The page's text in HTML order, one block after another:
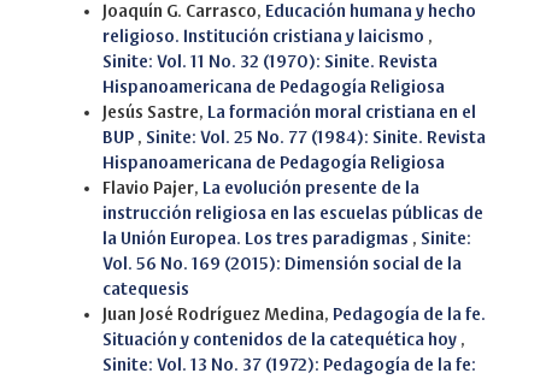
Joaquín G. Carrasco, Educación humana y hecho
religioso. Institución cristiana y laicismo ,
Sinite: Vol. 11 No. 32 (1970): Sinite. Revista
Hispanoamericana de Pedagogía Religiosa
Jesús Sastre, La formación moral cristiana en el
BUP , Sinite: Vol. 25 No. 77 (1984): Sinite. Revista
Hispanoamericana de Pedagogía Religiosa
Flavio Pajer, La evolución presente de la
instrucción religiosa en las escuelas públicas de
la Unión Europea. Los tres paradigmas , Sinite:
Vol. 56 No. 169 (2015): Dimensión social de la
catequesis
Juan José Rodríguez Medina, Pedagogía de la fe.
Situación y contenidos de la catequética hoy ,
Sinite: Vol. 13 No. 37 (1972): Pedagogía de la fe: